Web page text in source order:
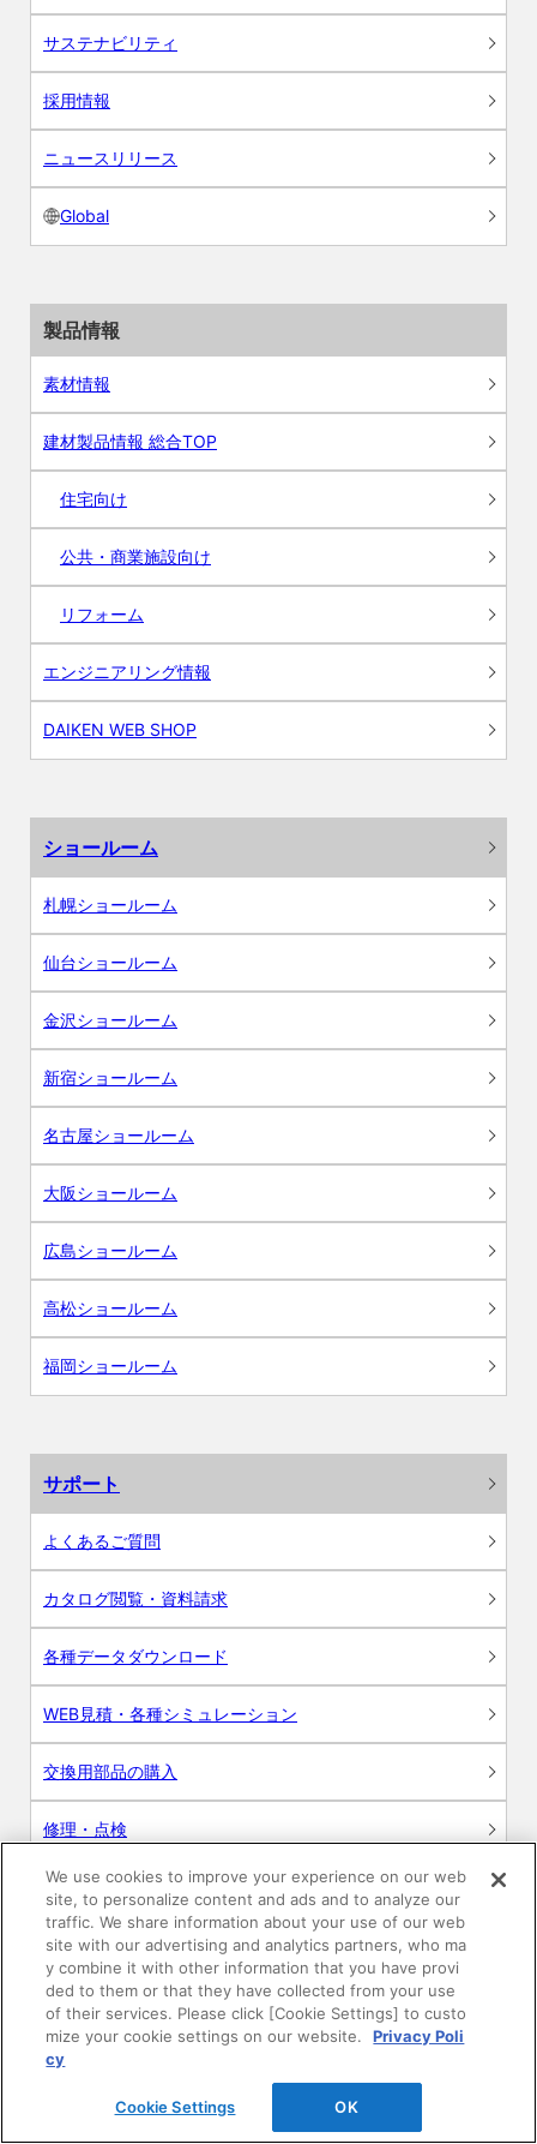
サステナビリティ
採用情報
ニュースリリース
Global
製品情報
素材情報
建材製品情報 総合TOP
住宅向け
公共・商業施設向け
リフォーム
エンジニアリング情報
DAIKEN WEB SHOP
ショールーム
札幌ショールーム
仙台ショールーム
金沢ショールーム
新宿ショールーム
名古屋ショールーム
大阪ショールーム
広島ショールーム
高松ショールーム
福岡ショールーム
サポート
よくあるご質問
カタログ閲覧・資料請求
各種データダウンロード
WEB見積・各種シミュレーション
交換用部品の購入
修理・点検
お問い合わせ
ログイン
建築・設計関係者様向けサイト
ユーザー登録サービス
WEB見積システム
We use cookies to improve your experience on our web
site, to personalize content and ads and to analyze our
traffic. We share information about your use of our web
site with our advertising and analytics partners, who ma
y combine it with other information that you have provi
ded to them or that they have collected from your use
of their services. Please click [Cookie Settings] to custo
mize your cookie settings on our website.
Privacy Poli
cy
Cookie Settings OK